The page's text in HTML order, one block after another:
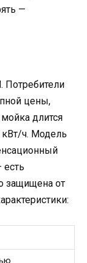
—
цены,
длится
кВт/ч. Модель
защищена от